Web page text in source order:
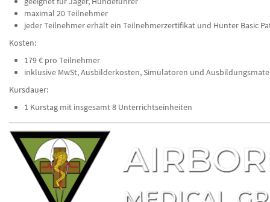
maximal 20 Teilnehmer
jeder Teilnehmer erhält ein Teilnehmerzertifikat und Hunter Basic
Kosten:
179 € pro Teilnehmer
inklusive MwSt, Ausbilderkosten, Simulatoren und
Kursdauer:
1 Kurstag mit insgesamt 8 Unterrichtseinheiten